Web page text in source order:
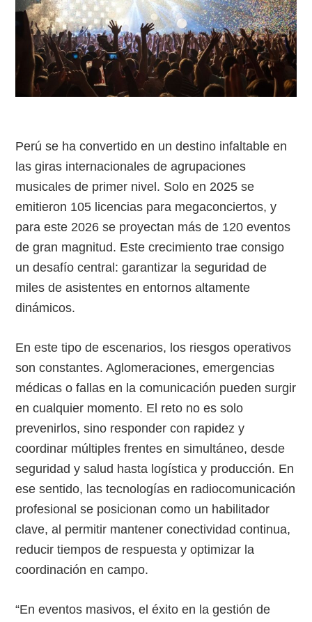
Perú se ha convertido en un destino infaltable en
las giras internacionales de agrupaciones
musicales de primer nivel. Solo en 2025 se
emitieron 105 licencias para megaconciertos, y
para este 2026 se proyectan más de 120 eventos
de gran magnitud. Este crecimiento trae consigo
un desafío central: garantizar la seguridad de
miles de asistentes en entornos altamente
dinámicos.
En este tipo de escenarios, los riesgos operativos
son constantes. Aglomeraciones, emergencias
médicas o fallas en la comunicación pueden surgir
en cualquier momento. El reto no es solo
prevenirlos, sino responder con rapidez y
coordinar múltiples frentes en simultáneo, desde
seguridad y salud hasta logística y producción. En
ese sentido, las tecnologías en radiocomunicación
profesional se posicionan como un habilitador
clave, al permitir mantener conectividad continua,
reducir tiempos de respuesta y optimizar la
coordinación en campo.
“En eventos masivos, el éxito en la gestión de